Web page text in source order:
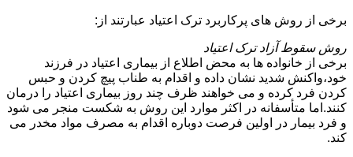
برخی از روش های پرکاربرد ترک اعتیاد عبارتند از:
روش سقوط آزاد ترک اعتیاد
برخی از خانواده ها به محض اطلاع از بیماری اعتیاد در فرزند
خود،واکنش شدید نشان داده و اقدام به طناب پیچ کردن و حبس
کردن فرد کرده و می خواهند ظرف چند روز بیماری اعتیاد را درمان
کنند.اما متأسفانه در اکثر موارد این روش به شکست منجر می شود
و فرد بیمار در اولین فرصت دوباره اقدام به مصرف مواد مخدر می
کند.